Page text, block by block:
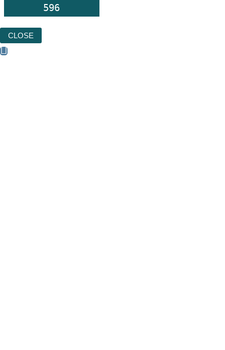
596
CLOSE